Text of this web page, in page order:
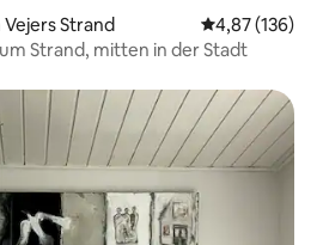
Strand
4,87 (136)
Strand, mitten in der Stadt